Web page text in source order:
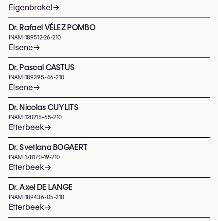
Eigenbrakel→
Dr. Rafael VÉLEZ POMBO
INAMI 189512-26-210
Elsene→
Dr. Pascal CASTUS
INAMI 189395-46-210
Elsene→
Dr. Nicolas CUYLITS
INAMI 120215-65-210
Etterbeek→
Dr. Svetlana BOGAERT
INAMI 178170-19-210
Etterbeek→
Dr. Axel DE LANGE
INAMI 189436-05-210
Etterbeek→